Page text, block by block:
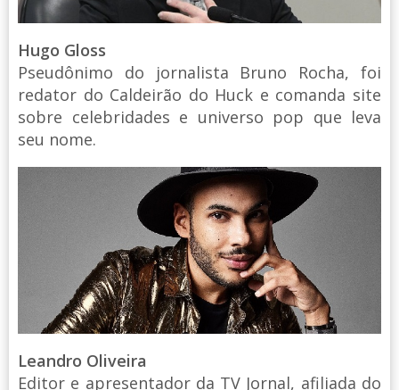
Hugo Gloss
Pseudônimo do jornalista Bruno Rocha, foi
redator do Caldeirão do Huck e comanda site
sobre celebridades e universo pop que leva
seu nome.
Leandro Oliveira
Editor e apresentador da TV Jornal, afiliada do